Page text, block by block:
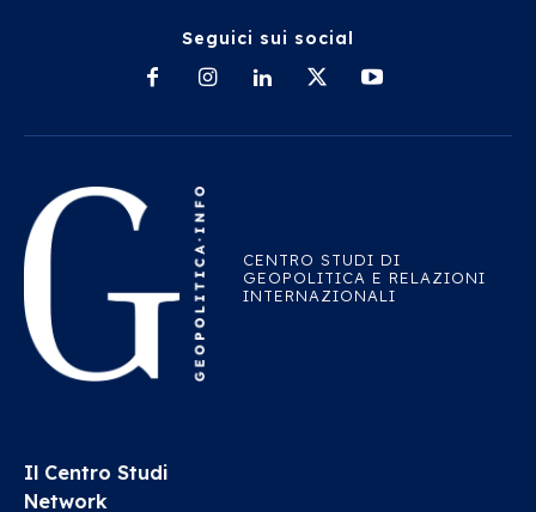
Seguici sui social
CENTRO STUDI DI
GEOPOLITICA E RELAZIONI
INTERNAZIONALI
Il Centro Studi
Network